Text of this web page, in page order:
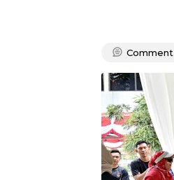
Comment